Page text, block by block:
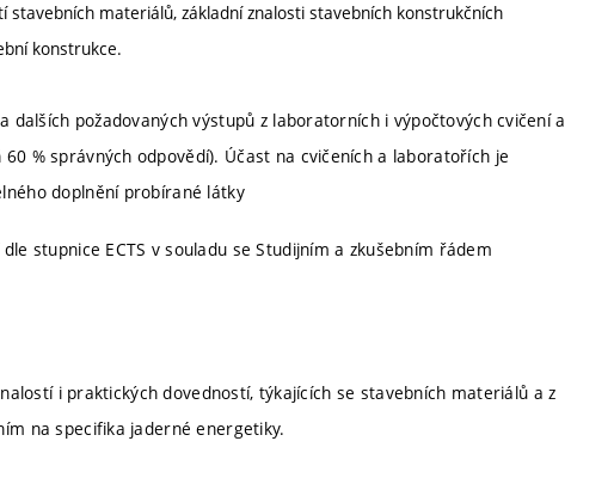
materiálů, základní znalosti stavebních konstrukčních
konstrukce.
požadovaných výstupů z laboratorních i výpočtových cvičení a
% správných odpovědí). Účast na cvičeních a laboratořích je
doplnění probírané látky
stupnice ECTS v souladu se Studijním a zkušebním řádem
i praktických dovedností, týkajících se stavebních materiálů a z
na specifika jaderné energetiky.